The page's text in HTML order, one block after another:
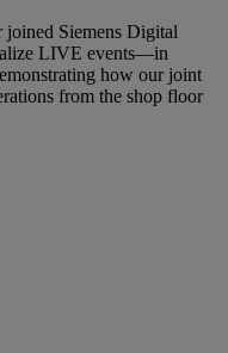
joined Siemens Digital
LIVE events—in
how our joint
from the shop floor